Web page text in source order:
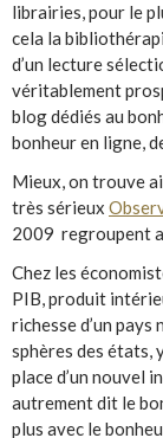
librairies, pour le
cela la
d’un lecture
véritablement
blog dédiés au
bonheur en ligne,
Mieux, on trouve
très sérieux
2009 regroupent
Chez les
PIB, produit
richesse d’un pays
sphères des états,
place d’un nouvel
autrement dit le
plus avec le